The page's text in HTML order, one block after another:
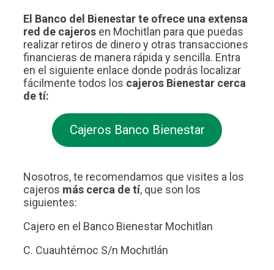
El Banco del Bienestar te ofrece una extensa
red de cajeros en Mochitlan para que puedas
realizar retiros de dinero y otras transacciones
financieras de manera rápida y sencilla. Entra
en el siguiente enlace donde podrás localizar
fácilmente todos los cajeros Bienestar cerca
de tí:
Cajeros Banco Bienestar
Nosotros, te recomendamos que visites a los
cajeros más cerca de tí, que son los
siguientes:
Cajero en el Banco Bienestar Mochitlan
C. Cuauhtémoc S/n Mochitlán